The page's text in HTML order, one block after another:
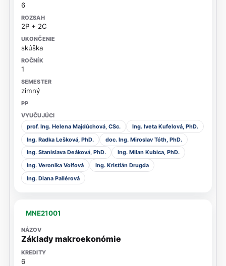
6
2P + 2C
skúška
1
zimný
prof. Ing. Helena Majdúchová, CSc.
Ing. Iveta Kufelová, PhD.
Ing. Radka Lešková, PhD.
doc. Ing. Miroslav Tóth, PhD.
Ing. Stanislava Deáková, PhD.
Ing. Milan Kubica, PhD.
Ing. Veronika Volfová
Ing. Kristián Drugda
Ing. Diana Pallérová
MNE21001
Základy makroekonómie
6